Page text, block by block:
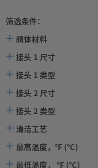
筛选条件：
阀体材料
接头 1 尺寸
接头 1 类型
接头 2 尺寸
接头 2 类型
清洁工艺
最高温度，°F (°C)
最低温度， °F (°C)